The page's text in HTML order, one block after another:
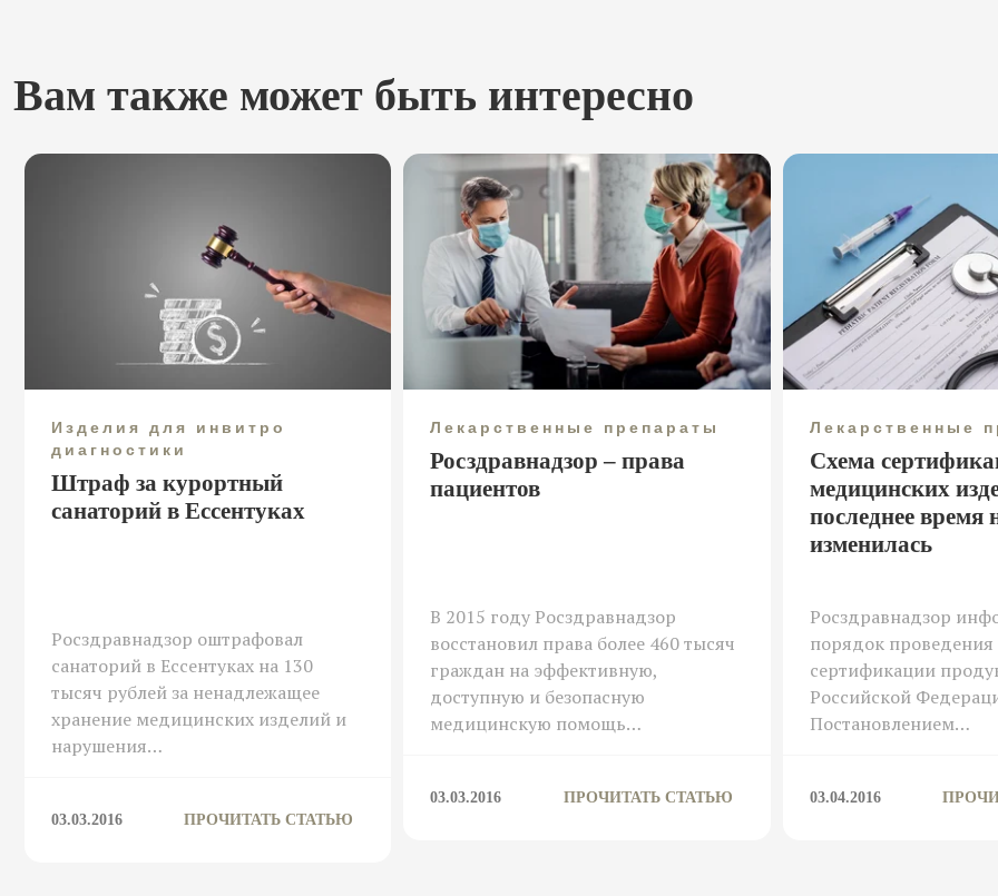
Вам также может быть интересно
Изделия для инвитро
диагностики
Штраф за курортный
санаторий в Ессентуках
Росздравнадзор оштрафовал
санаторий в Ессентуках на 130
тысяч рублей за ненадлежащее
хранение медицинских изделий и
нарушения…
03.03.2016 ПРОЧИТАТЬ СТАТЬЮ
Лекарственные препараты
Росздравнадзор – права
пациентов
В 2015 году Росздравнадзор
восстановил права более 460 тысяч
граждан на эффективную,
доступную и безопасную
медицинскую помощь…
03.03.2016 ПРОЧИТАТЬ СТАТЬЮ
Лекарственные
Схема
медицинских
последнее время
изменилась
Росздравнадзор
порядок проведения
сертификации
Российской
Постановлением…
03.04.2016